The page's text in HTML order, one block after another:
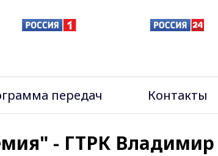
передач Контакты
- ГТРК Владимир